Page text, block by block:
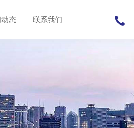
态 联系我们